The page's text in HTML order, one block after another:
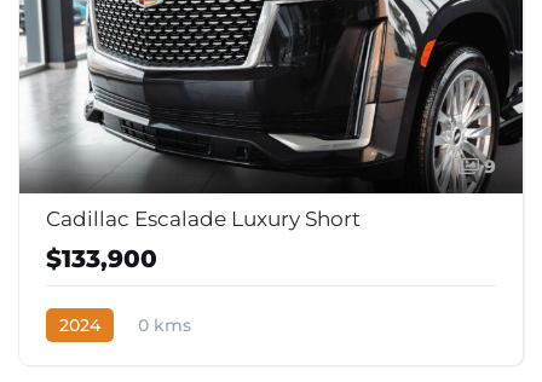
9
Cadillac Escalade Luxury Short
$133,900
2024 0 kms